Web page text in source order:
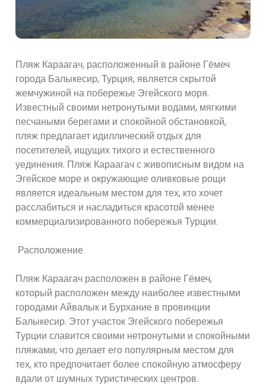
Пляж Караагач, расположенный в районе Гёмеч
города Балыкесир, Турция, является скрытой
жемчужиной на побережье Эгейского моря.
Известный своими нетронутыми водами, мягкими
песчаными берегами и спокойной обстановкой,
пляж предлагает идиллический отдых для
посетителей, ищущих тихого и естественного
уединения. Пляж Караагач с живописным видом на
Эгейское море и окружающие оливковые рощи
является идеальным местом для тех, кто хочет
расслабиться и насладиться красотой менее
коммерциализированного побережья Турции.
Расположение
Пляж Караагач расположен в районе Гёмеч,
который расположен между наиболее известными
городами Айвалык и Бурхание в провинции
Балыкесир. Этот участок Эгейского побережья
Турции славится своими нетронутыми и спокойными
пляжами, что делает его популярным местом для
тех, кто предпочитает более спокойную атмосферу
вдали от шумных туристических центров.